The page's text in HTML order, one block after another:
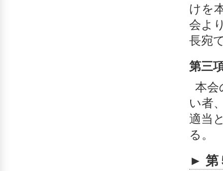
けを
会よ
長宛
第三
本会
い者
適当
る。
► 第